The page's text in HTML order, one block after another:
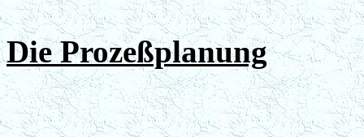
Die Prozeßplanung